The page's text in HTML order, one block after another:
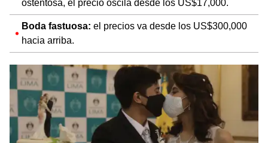
ostentosa, el precio oscila desde los US$17,000.
Boda fastuosa: el precios va desde los US$300,000
hacia arriba.